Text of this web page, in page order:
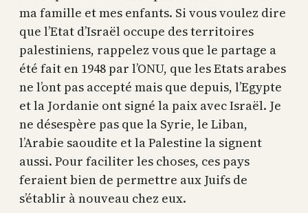
ma famille et mes enfants. Si vous voulez dire
que l’Etat d’Israël occupe des territoires
palestiniens, rappelez vous que le partage a
été fait en 1948 par l’ONU, que les Etats arabes
ne l’ont pas accepté mais que depuis, l’Egypte
et la Jordanie ont signé la paix avec Israël. Je
ne désespère pas que la Syrie, le Liban,
l’Arabie saoudite et la Palestine la signent
aussi. Pour faciliter les choses, ces pays
feraient bien de permettre aux Juifs de
s’établir à nouveau chez eux.